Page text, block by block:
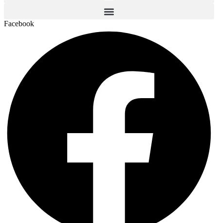
Facebook